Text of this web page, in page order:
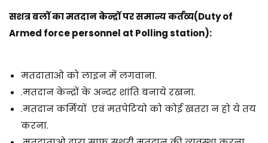
सशत्र बलों का मतदान केन्द्रों पर समान्य कर्तव्य(Duty of
Armed force personnel at Polling station):
मतदाताओ को लाइन में लगवाना.
.मतदान केन्द्रों के अन्दर शांति बनाये रखना.
.मतदान कर्मियों एवं मतपेटियो को कोई खतरा न हो ये तय
करना.